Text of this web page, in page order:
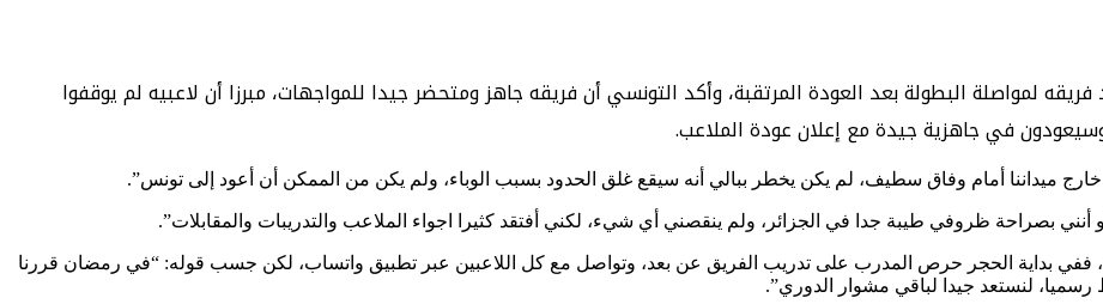
لمواصلة البطولة بعد العودة المرتقبة، وأكد التونسي أن فريقه جاهز ومتحضر جيدا للمواجهات، مبرزا أن لاعبيه لم يوقفوا
في جاهزية جيدة مع إعلان عودة الملاعب.
بصراحة ظروفي طيبة جدا في الجزائر، ولم ينقصني أي شيء، لكني أفتقد كثيرا اجواء الملاعب والتدريبات والمقابلات”.
ففي بداية الحجر حرص المدرب على تدريب الفريق عن بعد، وتواصل مع كل اللاعبين عبر تطبيق واتساب، لكن جسب قوله: “في رمضان قررنا
لنستعد جيدا لباقي مشوار الدوري”.